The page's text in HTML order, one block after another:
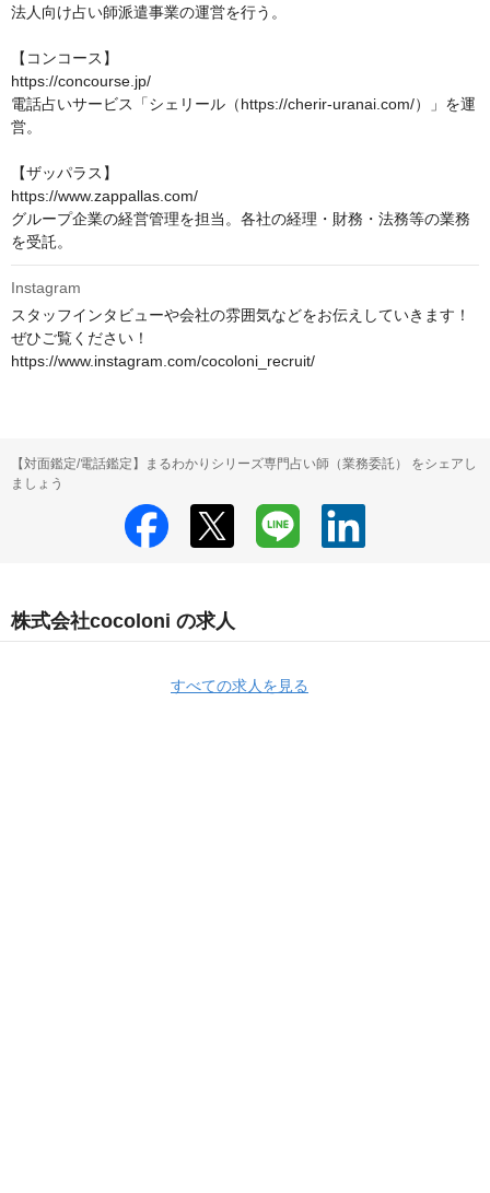
法人向け占い師派遣事業の運営を行う。
【コンコース】
https://concourse.jp/
電話占いサービス「シェリール（https://cherir-uranai.com/）」を運
営。
【ザッパラス】
https://www.zappallas.com/
グループ企業の経営管理を担当。各社の経理・財務・法務等の業務
を受託。
Instagram
スタッフインタビューや会社の雰囲気などをお伝えしていきます！
ぜひご覧ください！
https://www.instagram.com/cocoloni_recruit/
【対面鑑定/電話鑑定】まるわかりシリーズ専門占い師（業務委託） をシェアし
ましょう
株式会社cocoloni の求人
すべての求人を見る